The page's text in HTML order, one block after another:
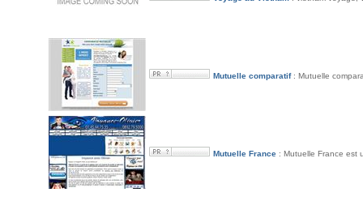
Mutuelle comparatif: Mutuelle
Mutuelle France: Mutuelle France est